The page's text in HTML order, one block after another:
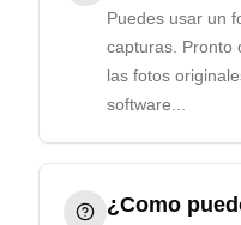
Puedes usar un
capturas. Pronto
las fotos
software...
¿Como